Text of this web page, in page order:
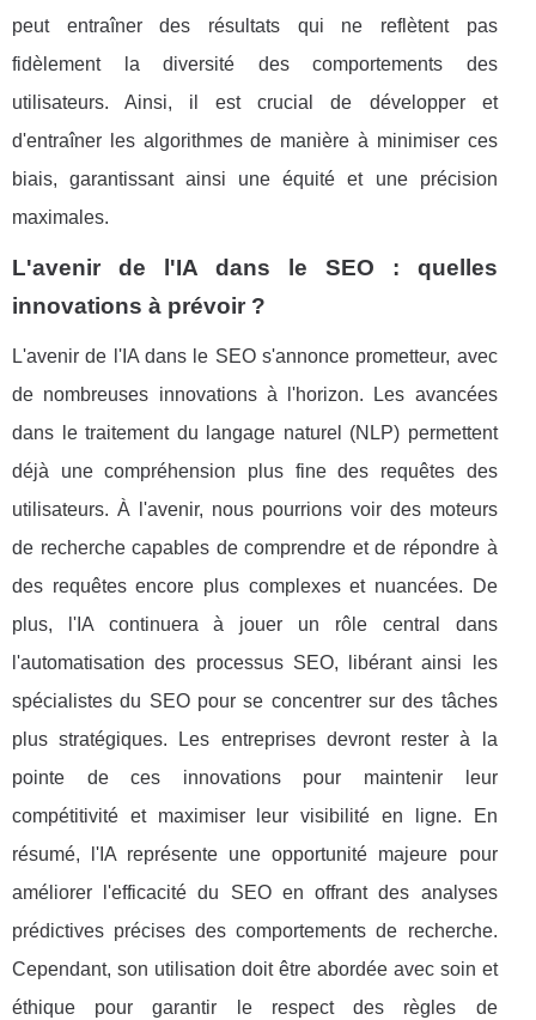
peut entraîner des résultats qui ne reflètent pas
fidèlement la diversité des comportements des
utilisateurs. Ainsi, il est crucial de développer et
d'entraîner les algorithmes de manière à minimiser ces
biais, garantissant ainsi une équité et une précision
maximales.
L'avenir de l'IA dans le SEO : quelles
innovations à prévoir ?
L'avenir de l'IA dans le SEO s'annonce prometteur, avec
de nombreuses innovations à l'horizon. Les avancées
dans le traitement du langage naturel (NLP) permettent
déjà une compréhension plus fine des requêtes des
utilisateurs. À l'avenir, nous pourrions voir des moteurs
de recherche capables de comprendre et de répondre à
des requêtes encore plus complexes et nuancées. De
plus, l'IA continuera à jouer un rôle central dans
l'automatisation des processus SEO, libérant ainsi les
spécialistes du SEO pour se concentrer sur des tâches
plus stratégiques. Les entreprises devront rester à la
pointe de ces innovations pour maintenir leur
compétitivité et maximiser leur visibilité en ligne. En
résumé, l'IA représente une opportunité majeure pour
améliorer l'efficacité du SEO en offrant des analyses
prédictives précises des comportements de recherche.
Cependant, son utilisation doit être abordée avec soin et
éthique pour garantir le respect des règles de